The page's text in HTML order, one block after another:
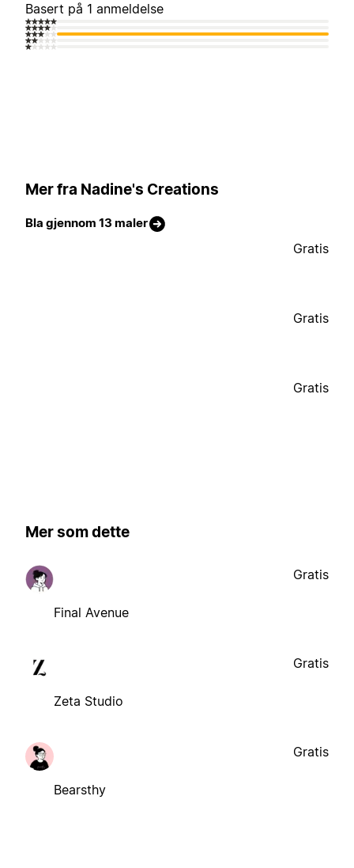
Basert på 1 anmeldelse
Mer fra Nadine's Creations
Bla gjennom 13 maler
Gratis
Gratis
Gratis
Mer som dette
Final Avenue
Gratis
Zeta Studio
Gratis
Bearsthy
Gratis